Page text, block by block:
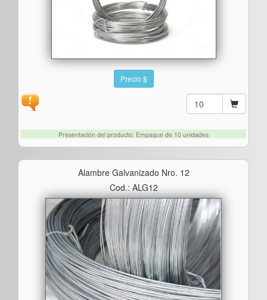
Precio $
Presentación del producto: Empaque de 10 unidades
Alambre Galvanizado Nro. 12
Cod.: ALG12